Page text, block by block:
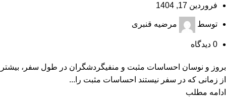
فروردین 17, 1404
توسط مرضیه قنبری
0 دیدگاه
بروز و نوسان احساسات مثبت و منفیگردشگران در طول سفر، بيشتر
از زمانی ‌كه در سفر نيستند احساسات مثبت را...
ادامه مطلب